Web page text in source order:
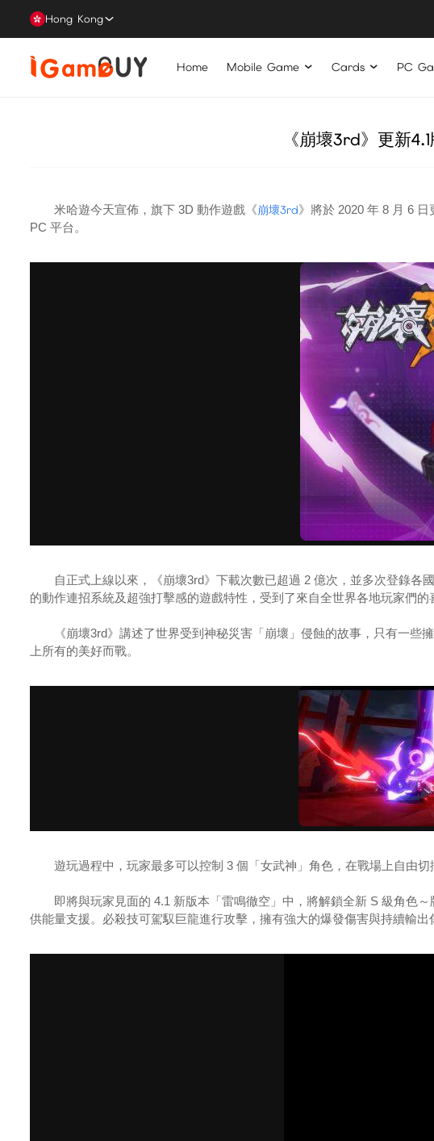
Hong Kong
Home Mobile Game Cards PC
《崩壞3rd》更新
米哈遊今天宣佈，旗下 3D 動作遊戲《崩壞3rd》將於 2020 年 8 月 6
PC 平台。
自正式上線以來，《崩壞3rd》下載次數已超過 2 億次，並多次登錄各
的動作連招系統及超強打擊感的遊戲特性，受到了來自全世界各地玩家們的
《崩壞3rd》講述了世界受到神秘災害「崩壞」侵蝕的故事，只有一些
上所有的美好而戰。
遊玩過程中，玩家最多可以控制 3 個「女武神」角色，在戰場上自由切
即將與玩家見面的 4.1 新版本「雷鳴徹空」中，將解鎖全新 S 級角色～
供能量支援。必殺技可駕馭巨龍進行攻擊，擁有強大的爆發傷害與持續輸出